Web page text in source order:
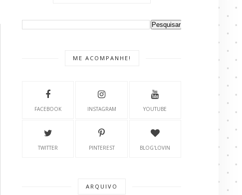
ME ACOMPANHE!
FACEBOOK INSTAGRAM YOUTUBE
TWITTER PINTEREST BLOG'LOVIN
ARQUIVO